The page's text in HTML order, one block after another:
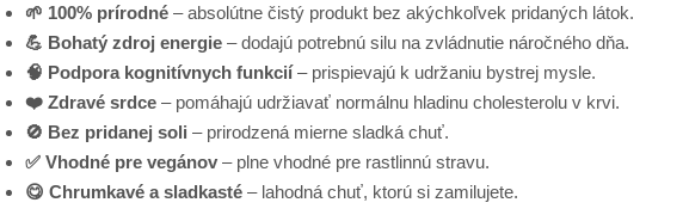
🌱 100% prírodné – absolútne čistý produkt bez akýchkoľvek pridaných látok.
💪 Bohatý zdroj energie – dodajú potrebnú silu na zvládnutie náročného dňa.
🧠 Podpora kognitívnych funkcií– prispievajú k udržaniu bystrej mysle.
❤️ Zdravé srdce – pomáhajú udržiavať normálnu hladinu cholesterolu v krvi.
🚫 Bez pridanej soli – prirodzená mierne sladká chuť.
✅ Vhodné pre vegánov – plne vhodné pre rastlinnú stravu.
😋 Chrumkavé a sladkasté – lahodná chuť, ktorú si zamilujete.